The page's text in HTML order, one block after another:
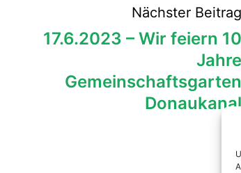
Nächster Beitrag
17.6.2023 – Wir feiern 10
Jahre
Gemeinschaftsgarten
Donaukanal